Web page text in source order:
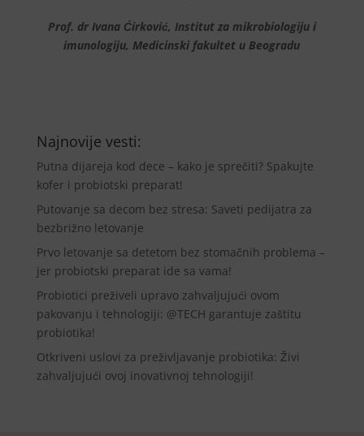
Prof. dr Ivana Ćirković, Institut za mikrobiologiju i
imunologiju, Medicinski fakultet u Beogradu
Najnovije vesti:
Putna dijareja kod dece – kako je sprečiti? Spakujte
kofer i probiotski preparat!
Putovanje sa decom bez stresa: Saveti pedijatra za
bezbrižno letovanje
Prvo letovanje sa detetom bez stomačnih problema –
jer probiotski preparat ide sa vama!
Probiotici preživeli upravo zahvaljujući ovom
pakovanju i tehnologiji: @TECH garantuje zaštitu
probiotika!
Otkriveni uslovi za preživljavanje probiotika: Živi
zahvaljujući ovoj inovativnoj tehnologiji!